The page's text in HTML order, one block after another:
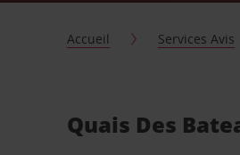
Accueil Services Avis
Quais Des